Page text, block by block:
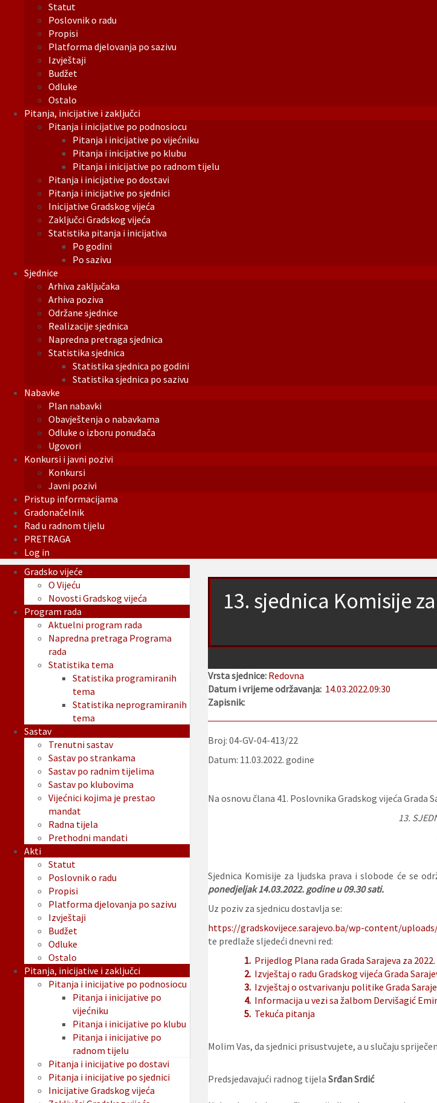
Statut
Poslovnik o radu
Propisi
Platforma djelovanja po sazivu
Izvještaji
Budžet
Odluke
Ostalo
Pitanja, inicijative i zaključci
Pitanja i inicijative po podnosiocu
Pitanja i inicijative po vijećniku
Pitanja i inicijative po klubu
Pitanja i inicijative po radnom tijelu
Pitanja i inicijative po dostavi
Pitanja i inicijative po sjednici
Inicijative Gradskog vijeća
Zaključci Gradskog vijeća
Statistika pitanja i inicijativa
Po godini
Po sazivu
Sjednice
Arhiva zaključaka
Arhiva poziva
Održane sjednice
Realizacije sjednica
Napredna pretraga sjednica
Statistika sjednica
Statistika sjednica po godini
Statistika sjednica po sazivu
Nabavke
Plan nabavki
Obavještenja o nabavkama
Odluke o izboru ponuđača
Ugovori
Konkursi i javni pozivi
Konkursi
Javni pozivi
Pristup informacijama
Gradonačelnik
Rad u radnom tijelu
PRETRAGA
Log in
13. sjednica Komisije
Vrsta sjednice: Redovna
Datum i vrijeme održavanja: 14.03.2022.09:30
Zapisnik:
Broj: 04-GV-04-413/22
Datum: 11.03.2022. godine
Na osnovu člana 41. Poslovnika Gradskog vijeća Grada
13.
Sjednica Komisije za ljudska prava i slobode će se
ponedjeljak 14.03.2022.godine u 09.30 sati.
Uz poziv za sjednicu dostavlja se:
https://gradskovijece.sarajevo.ba/wp-content/
te predlaže sljedeći dnevni red:
1. Prijedlog Plana rada Grada Sarajeva za
2. Izvještaj o radu Gradskog vijeća Grada
3. Izvještaj o ostvarivanju politike Grada
4. Informacija u vezi sa žalbom Dervišagić
5. Tekuća pitanja
Molim Vas, da sjednici prisustvujete, a u slučaju
Predsjedavajući radnog tijela Srđan Srdić
Gradsko vijeće
O Vijeću
Novosti Gradskog vijeća
Program rada
Aktuelni program rada
Napredna pretraga Programa
rada
Statistika tema
Statistika programiranih
tema
Statistika neprogramiranih
tema
Sastav
Trenutni sastav
Sastav po strankama
Sastav po radnim tijelima
Sastav po klubovima
Vijećnici kojima je prestao
mandat
Radna tijela
Prethodni mandati
Akti
Statut
Poslovnik o radu
Propisi
Platforma djelovanja po sazivu
Izvještaji
Budžet
Odluke
Ostalo
Pitanja, inicijative i zaključci
Pitanja i inicijative po podnosiocu
Pitanja i inicijative po
vijećniku
Pitanja i inicijative po klubu
Pitanja i inicijative po
radnom tijelu
Pitanja i inicijative po dostavi
Pitanja i inicijative po sjednici
Inicijative Gradskog vijeća